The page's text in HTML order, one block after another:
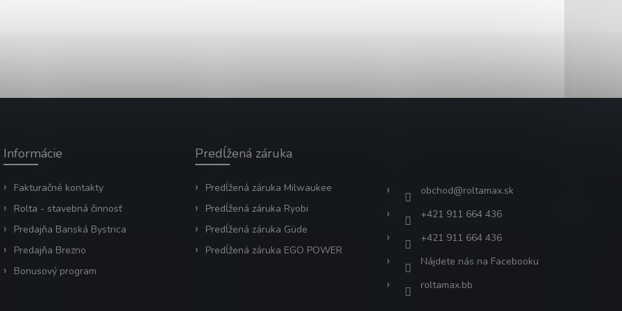
Informácie
Fakturačné kontakty
Rolta - stavebná činnosť
Predajňa Banská Bystrica
Predajňa Brezno
Bonusový program
Predĺžená záruka
Predĺžená záruka Milwaukee
Predĺžená záruka Ryobi
Predĺžená záruka Güde
Predĺžená záruka EGO POWER
obchod@roltamax.sk
+421 911 664 436
+421 911 664 436
Nájdete nás na Facebooku
roltamax.bb